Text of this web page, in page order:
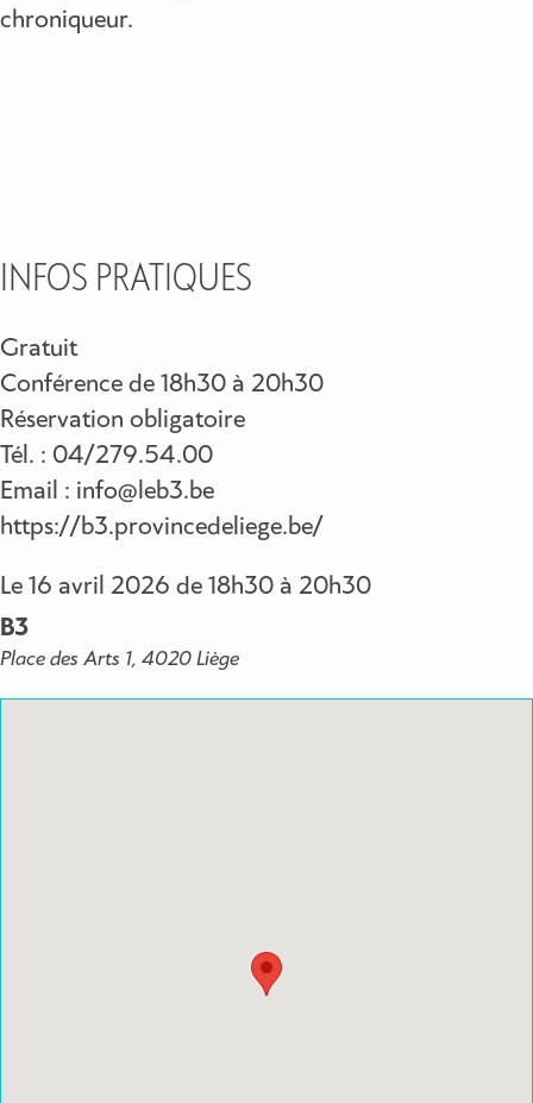
chroniqueur.
INFOS PRATIQUES
Gratuit
Conférence de 18h30 à 20h30
Réservation obligatoire
Tél. : 04/279.54.00
Email : info@leb3.be
https://b3.provincedeliege.be/
Le 16 avril 2026 de 18h30 à 20h30
B3
Place des Arts 1, 4020 Liège